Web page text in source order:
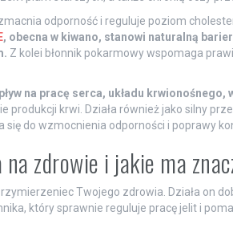
odporność i reguluje poziom
, obecna w kiwano, stanowi naturalną
Z kolei błonnik pokarmowy wspomaga
na pracę serca, układu krwionośnego,
produkcji krwi. Działa również jako silny
się do wzmocnienia odporności i poprawy
na zdrowie i jakie ma
Twojego zdrowia. Działa on
który sprawnie reguluje pracę jelit i